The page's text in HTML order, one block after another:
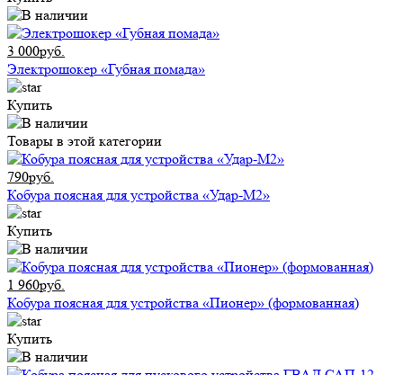
3 000руб.
Электрошокер «Губная помада»
Купить
Товары в этой категории
790руб.
Кобура поясная для устройства «Удар-М2»
Купить
1 960руб.
Кобура поясная для устройства «Пионер» (формованная)
Купить